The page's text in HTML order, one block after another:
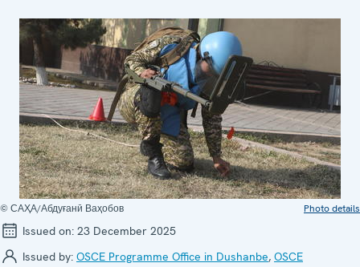
© САҲА/Абдуғанӣ Ваҳобов Photo details
Issued on: 23 December 2025
Issued by: OSCE Programme Office in Dushanbe, OSCE